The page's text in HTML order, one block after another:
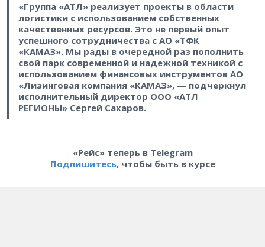
«Группа «АТЛ» реализует проекты в области
логистики с использованием собственных
качественных ресурсов. Это не первый опыт
успешного сотрудничества с АО «ТФК
«КАМАЗ». Мы рады в очередной раз пополнить
свой парк современной и надежной техникой с
использованием финансовых инструментов АО
«Лизинговая компания «КАМАЗ», — подчеркнул
исполнительный директор ООО «АТЛ
РЕГИОНЫ» Сергей Сахаров.
«Рейс» теперь в Telegram
Подпишитесь, чтобы быть в курсе